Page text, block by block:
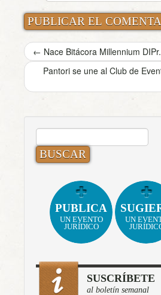
← Nace Bitácora Millennium DIPr.
Pantori se une al Club de
BUSCAR:
PUBLICA
UN EVENTO
JURÍDICO
UN
SUSCRÍBETE
al boletín semanal